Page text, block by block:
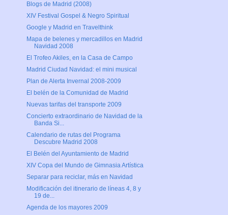
Blogs de Madrid (2008)
XIV Festival Gospel & Negro Spiritual
Google y Madrid en Travelthink
Mapa de belenes y mercadillos en Madrid
Navidad 2008
El Trofeo Akiles, en la Casa de Campo
Madrid Ciudad Navidad: el mini musical
Plan de Alerta Invernal 2008-2009
El belén de la Comunidad de Madrid
Nuevas tarifas del transporte 2009
Concierto extraordinario de Navidad de la
Banda Si...
Calendario de rutas del Programa
Descubre Madrid 2008
El Belén del Ayuntamiento de Madrid
XIV Copa del Mundo de Gimnasia Artística
Separar para reciclar, más en Navidad
Modificación del itinerario de líneas 4, 8 y
19 de...
Agenda de los mayores 2009